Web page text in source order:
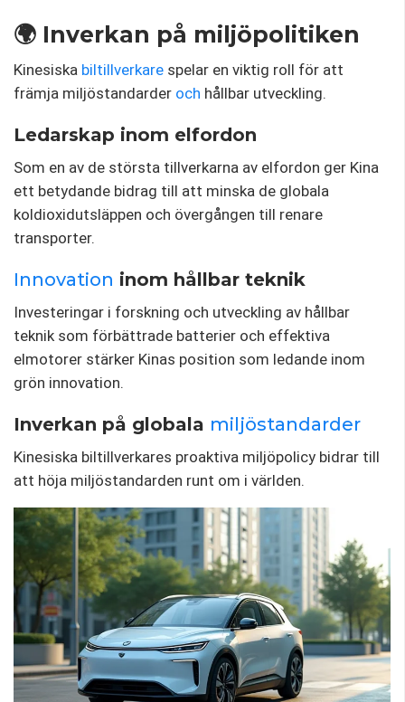
🌍 Inverkan på miljöpolitiken
Kinesiska biltillverkare spelar en viktig roll för att
främja miljöstandarder och hållbar utveckling.
Ledarskap inom elfordon
Som en av de största tillverkarna av elfordon ger Kina
ett betydande bidrag till att minska de globala
koldioxidutsläppen och övergången till renare
transporter.
Innovation inom hållbar teknik
Investeringar i forskning och utveckling av hållbar
teknik som förbättrade batterier och effektiva
elmotorer stärker Kinas position som ledande inom
grön innovation.
Inverkan på globala miljöstandarder
Kinesiska biltillverkares proaktiva miljöpolicy bidrar till
att höja miljöstandarden runt om i världen.